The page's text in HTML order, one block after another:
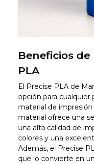
Beneficios de
PLA
El Precise PLA de
opción para
material de
material ofrece una
una alta calidad de
colores y una
Además, el Precise
que lo convierte en